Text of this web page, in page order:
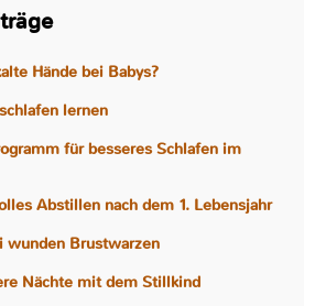
Hände bei Babys?
lernen
für besseres Schlafen im
Abstillen nach dem 1. Lebensjahr
wunden Brustwarzen
Nächte mit dem Stillkind